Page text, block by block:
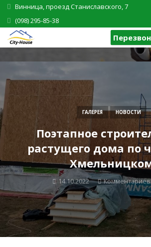
Винница, проезд Станиславского, 7
(098) 295-85-38
Поэтапное
растущего дома по
14.10.2022
ГАЛЕРЕЯ НОВОСТИ
Комментариев